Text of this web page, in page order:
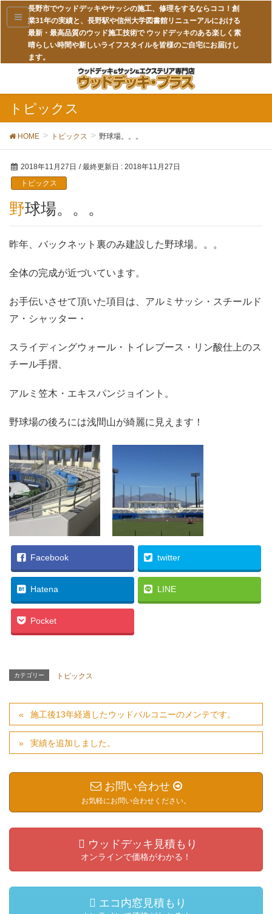
長野市でウッドデッキやサッシの施工、修理をするならココ！創
業31年の実績と、長野駅や信州大学図書館リニューアルにおける
最新・最高品質のウッド施工技術で ウッドデッキのある楽しく素
晴らしい時間や新しいライフスタイルを皆様のご自宅にお届けし
ます。
トピックス
HOME トピックス 野球場。。。
2018年11月27日 / 最終更新日 : 2018年11月27日
トピックス
野球場。。。
昨年、バックネット裏のみ建設した野球場。。。
全体の完成が近づいています。
お手伝いさせて頂いた項目は、アルミサッシ・スチールド
ア・シャッター・
スライディングウォール・トイレブース・リン酸仕上のス
チール手摺、
アルミ笠木・エキスパンジョイント。
野球場の後ろには浅間山が綺麗に見えます！
Facebook twitter
Hatena LINE
Pocket
カテゴリー トピックス
施工後13年経過したウッドバルコニーのメンテです。
実績を追加しました。
お問い合わせ
お気軽にお問い合わせください。
ウッドデッキ見積もり
オンラインで価格がわかる！
エコ内窓見積もり